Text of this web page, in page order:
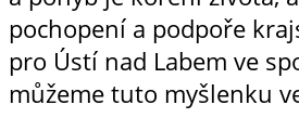
pochopení a podpoře
pro Ústí nad Labem ve
můžeme tuto myšlenku